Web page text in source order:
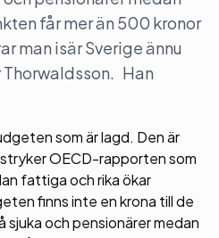
får mer än 500 kronor
man isär Sverige ännu
Han
som är lagd. Den är
OECD-rapporten som
fattiga och rika ökar
finns inte en krona till de
sjuka och pensionärer medan